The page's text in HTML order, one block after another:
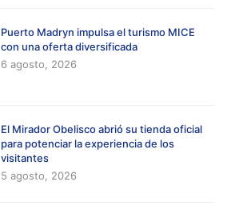
Puerto Madryn impulsa el turismo MICE
con una oferta diversificada
6 agosto, 2026
El Mirador Obelisco abrió su tienda oficial
para potenciar la experiencia de los
visitantes
5 agosto, 2026